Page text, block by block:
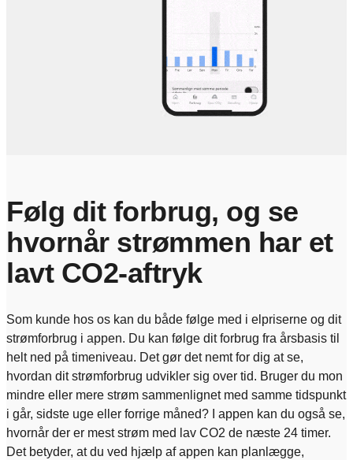
Følg dit forbrug, og se
hvornår strømmen har et
lavt CO2-aftryk
Som kunde hos os kan du både følge med i elpriserne og dit
strømforbrug i appen. Du kan følge dit forbrug fra årsbasis til
helt ned på timeniveau. Det gør det nemt for dig at se,
hvordan dit strømforbrug udvikler sig over tid. Bruger du mon
mindre eller mere strøm sammenlignet med samme tidspunkt
i går, sidste uge eller forrige måned? I appen kan du også se,
hvornår der er mest strøm med lav CO2 de næste 24 timer.
Det betyder, at du ved hjælp af appen kan planlægge,